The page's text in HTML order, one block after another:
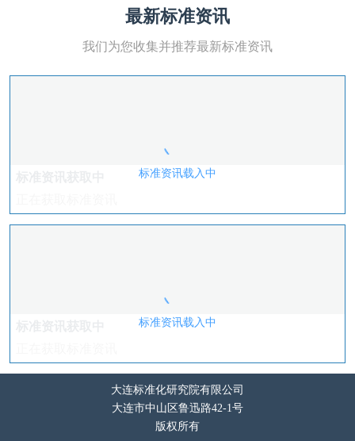
最新标准资讯
我们为您收集并推荐最新标准资讯
标准资讯载入中
标准资讯载入中
大连标准化研究院有限公司
大连市中山区鲁迅路42-1号
版权所有